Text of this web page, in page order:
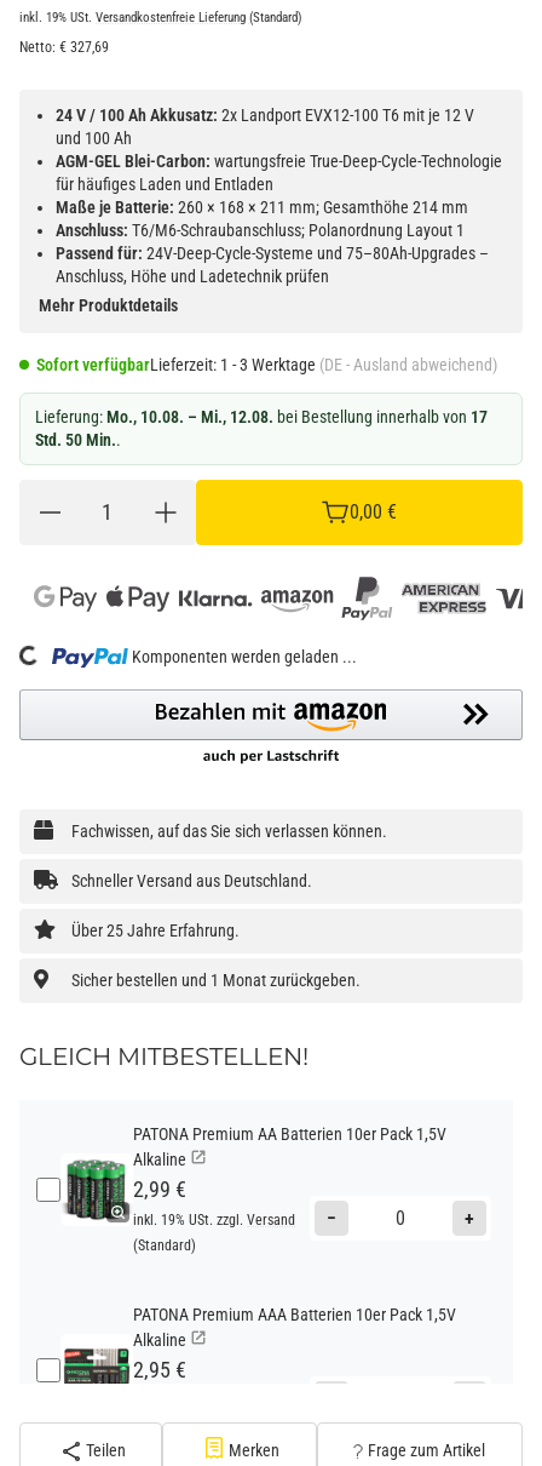
inkl. 19% USt. Versandkostenfreie Lieferung (Standard)
Netto: € 327,69
24 V / 100 Ah Akkusatz: 2x Landport EVX12-100 T6 mit je 12 V
und 100 Ah
AGM-GEL Blei-Carbon: wartungsfreie True-Deep-Cycle-Technologie
für häufiges Laden und Entladen
Maße je Batterie: 260 × 168 × 211 mm; Gesamthöhe 214 mm
Anschluss: T6/M6-Schraubanschluss; Polanordnung Layout 1
Passend für: 24V-Deep-Cycle-Systeme und 75–80Ah-Upgrades –
Anschluss, Höhe und Ladetechnik prüfen
Mehr Produktdetails
Sofort verfügbarLieferzeit: 1 - 3 Werktage (DE - Ausland abweichend)
Lieferung:Mo., 10.08. – Mi., 12.08. bei Bestellung innerhalb von 17
Std. 50 Min..
0,00 €
Loading... Komponenten werden geladen ...
Fachwissen, auf das Sie sich verlassen können.
Schneller Versand aus Deutschland.
Über 25 Jahre Erfahrung.
Sicher bestellen und 1 Monat zurückgeben.
GLEICH MITBESTELLEN!
PATONA Premium AA Batterien 10er Pack 1,5V
Alkaline
2,99 €
inkl. 19% USt. zzgl. Versand
(Standard)
− +
PATONA Premium AAA Batterien 10er Pack 1,5V
Alkaline
2,95 €
(Standard)
Teilen Merken Frage zum Artikel